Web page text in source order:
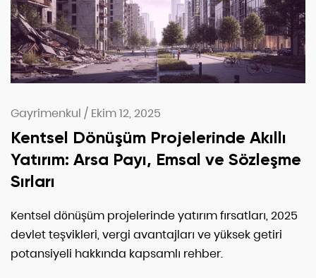
Gayrimenkul / Ekim 12, 2025
Kentsel Dönüşüm Projelerinde Akıllı
Yatırım: Arsa Payı, Emsal ve Sözleşme
Sırları
Kentsel dönüşüm projelerinde yatırım fırsatları, 2025
devlet teşvikleri, vergi avantajları ve yüksek getiri
potansiyeli hakkında kapsamlı rehber.